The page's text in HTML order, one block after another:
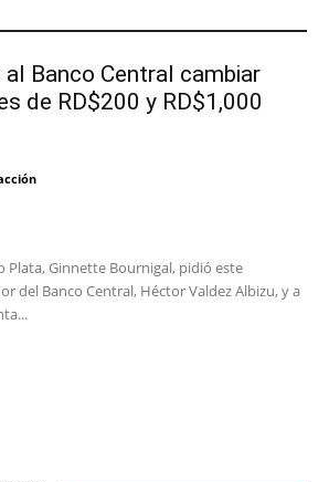
al Banco Central cambiar
de RD$200 y RD$1,000
Plata, Ginnette Bournigal, pidió este
del Banco Central, Héctor Valdez Albizu, y a